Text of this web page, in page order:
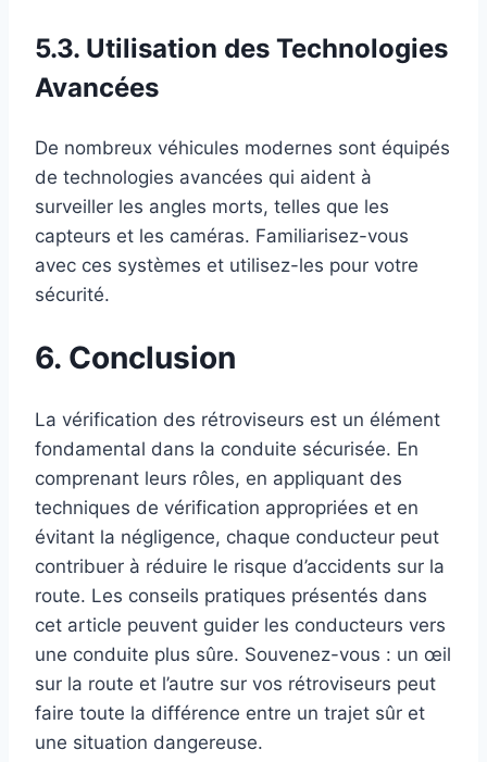
5.3. Utilisation des Technologies
Avancées
De nombreux véhicules modernes sont équipés
de technologies avancées qui aident à
surveiller les angles morts, telles que les
capteurs et les caméras. Familiarisez-vous
avec ces systèmes et utilisez-les pour votre
sécurité.
6. Conclusion
La vérification des rétroviseurs est un élément
fondamental dans la conduite sécurisée. En
comprenant leurs rôles, en appliquant des
techniques de vérification appropriées et en
évitant la négligence, chaque conducteur peut
contribuer à réduire le risque d’accidents sur la
route. Les conseils pratiques présentés dans
cet article peuvent guider les conducteurs vers
une conduite plus sûre. Souvenez-vous : un œil
sur la route et l’autre sur vos rétroviseurs peut
faire toute la différence entre un trajet sûr et
une situation dangereuse.